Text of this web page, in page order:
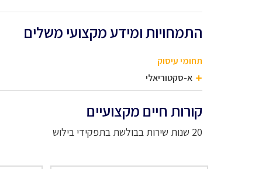
התמחויות ומידע מקצועי משלים
תחומי עיסוק
א-סקטוריאלי
קורות חיים מקצועיים
20 שנות שירות בבולשת בתפקידי בילוש